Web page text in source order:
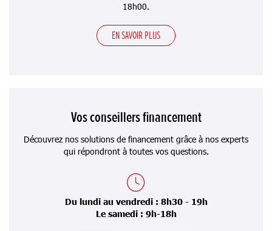
18h00.
EN SAVOIR PLUS
Vos conseillers financement
Découvrez nos solutions de financement grâce à nos experts
qui répondront à toutes vos questions.
Du lundi au vendredi : 8h30 - 19h
Le samedi : 9h-18h